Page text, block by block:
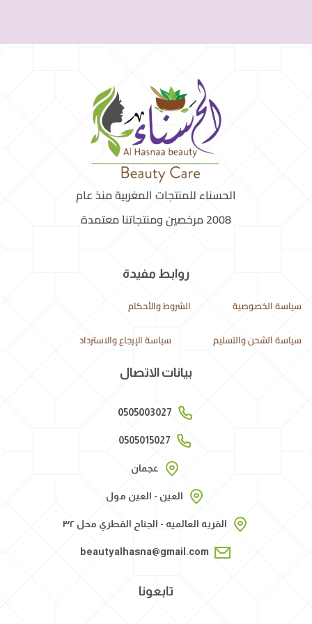
الحسناء للمنتجات المغربية منذ عام
2008 مرخصين ومنتجاتنا معتمدة
روابط مفيدة
سياسة الخصوصية الشروط والأحكام
سياسة الشحن والتسليم سياسة الإرجاع والاسترداد
بيانات الاتصال
0505003027
0505015027
عجمان
العين - العين مول
القريه العالميه - الجناح القطري محل ٣٢
beautyalhasna@gmail.com
تابعونا